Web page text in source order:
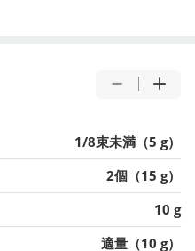
1/8束未満（5 g）
2個（15 g）
10 g
適量（10 g）